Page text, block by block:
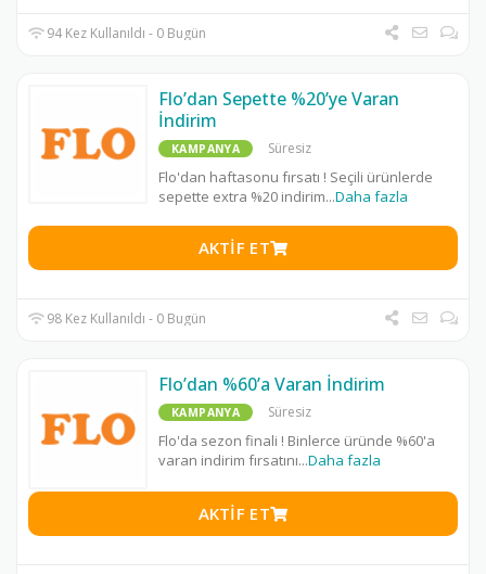
94 Kez Kullanıldı - 0 Bugün
Flo’dan Sepette %20’ye Varan
İndirim
KAMPANYA Süresiz
Flo'dan haftasonu fırsatı ! Seçili ürünlerde
sepette extra %20 indirim...Daha fazla
AKTIF ET
98 Kez Kullanıldı - 0 Bugün
Flo’dan %60’a Varan İndirim
KAMPANYA Süresiz
Flo'da sezon finali ! Binlerce üründe %60'a
varan indirim fırsatını...Daha fazla
AKTIF ET